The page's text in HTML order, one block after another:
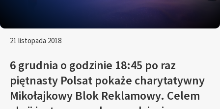
21 listopada 2018
6 grudnia o godzinie 18:45 po raz
piętnasty Polsat pokaże charytatywny
Mikołajkowy Blok Reklamowy. Celem